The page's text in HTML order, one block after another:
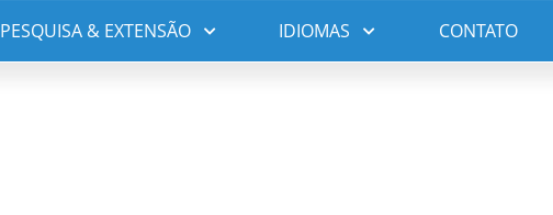
PESQUISA & EXTENSÃO IDIOMAS CONTATO